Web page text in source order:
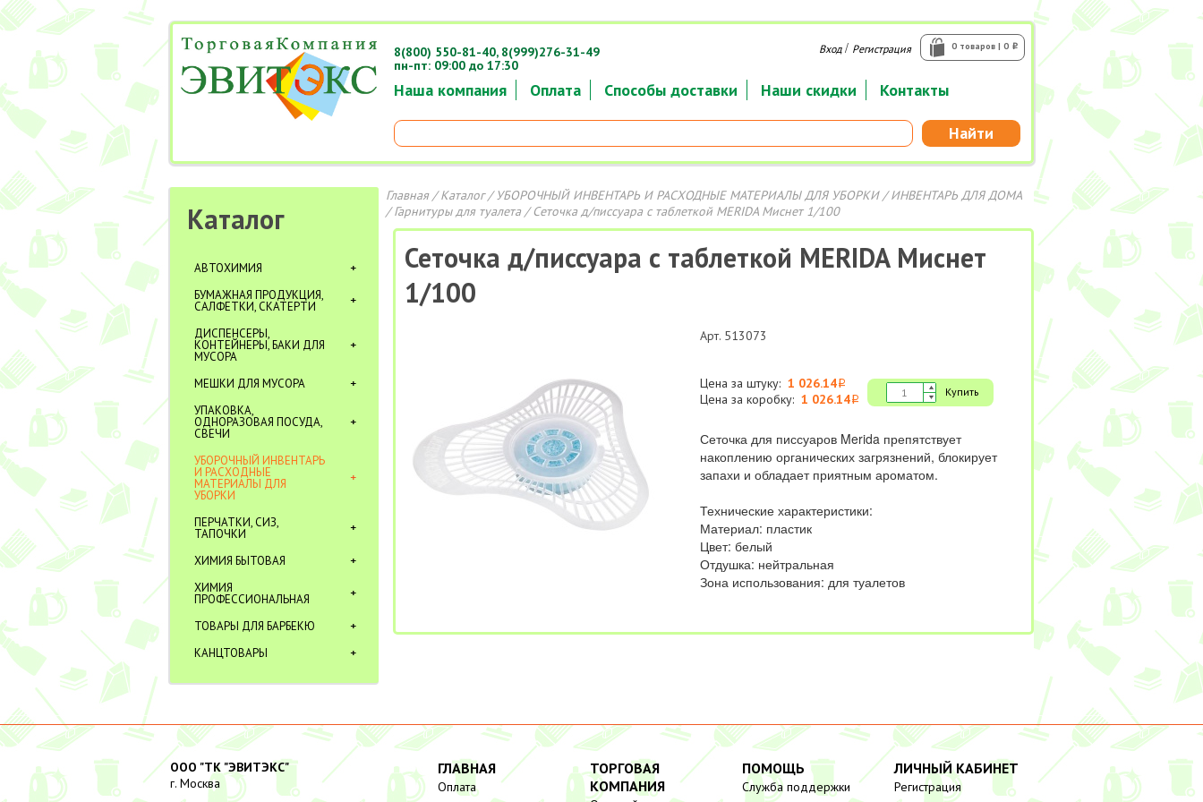
Наша компания Оплата Способы доставки Наши скидки Контакты
Найти
0 товаров | 0 i
Вход/ Регистрация
8(800) 550-81-40, 8(999)276-31-49
пн-пт: 09:00 до 17:30
Каталог
АВТОХИМИЯ
БУМАЖНАЯ ПРОДУКЦИЯ,
САЛФЕТКИ, СКАТЕРТИ
ДИСПЕНСЕРЫ,
КОНТЕЙНЕРЫ, БАКИ ДЛЯ
МУСОРА
МЕШКИ ДЛЯ МУСОРА
УПАКОВКА,
ОДНОРАЗОВАЯ ПОСУДА,
СВЕЧИ
УБОРОЧНЫЙ ИНВЕНТАРЬ
И РАСХОДНЫЕ
МАТЕРИАЛЫ ДЛЯ
УБОРКИ
ПЕРЧАТКИ, СИЗ,
ТАПОЧКИ
ХИМИЯ БЫТОВАЯ
ХИМИЯ
ПРОФЕССИОНАЛЬНАЯ
ТОВАРЫ ДЛЯ БАРБЕКЮ
КАНЦТОВАРЫ
Главная/Каталог/УБОРОЧНЫЙ ИНВЕНТАРЬ И РАСХОДНЫЕ МАТЕРИАЛЫ ДЛЯ УБОРКИ/ИНВЕНТАРЬ ДЛЯ ДОМА
/Гарнитуры для туалета/ Сеточка д/писсуара с таблеткой MERIDA Миснет 1/100
Сеточка д/писсуара с таблеткой MERIDA Миснет
1/100
Арт. 513073
Цена за штуку: 1 026.14i
Цена за коробку: 1 026.14i
Купить
Сеточка для писсуаров Merida препятствует
накоплению органических загрязнений, блокирует
запахи и обладает приятным ароматом.
Технические характеристики:
Материал: пластик
Цвет: белый
Отдушка: нейтральная
Зона использования: для туалетов
ООО "ТК "ЭВИТЭКС"
г. Москва
ГЛАВНАЯ
Оплата
ТОРГОВАЯ
КОМПАНИЯ
ПОМОЩЬ
Служба поддержки
ЛИЧНЫЙ КАБИНЕТ
Регистрация